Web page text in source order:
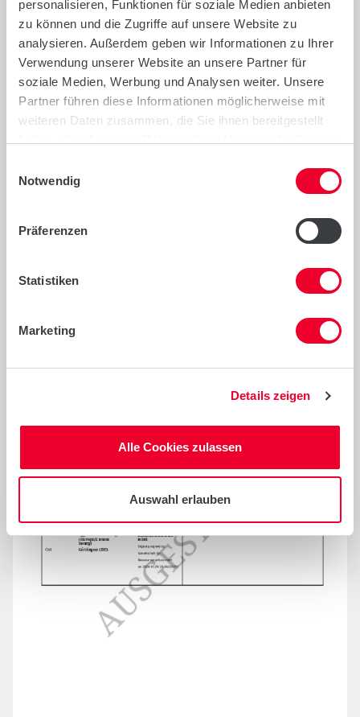
personalisieren, Funktionen für soziale Medien anbieten
zu können und die Zugriffe auf unsere Website zu
analysieren. Außerdem geben wir Informationen zu Ihrer
Verwendung unserer Website an unsere Partner für
soziale Medien, Werbung und Analysen weiter. Unsere
Partner führen diese Informationen möglicherweise mit
weiteren Daten zusammen, die Sie ihnen bereitgestellt
Notwendig
Präferenzen
Statistiken
Marketing
Details zeigen
Alle Cookies zulassen
Auswahl erlauben
LG RUMBA ÖKO
Futtergerste
Wintertriticale
RAMDAM ÖKO